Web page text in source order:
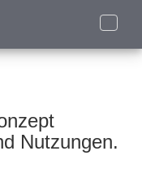
Toggle
Nutzungen.